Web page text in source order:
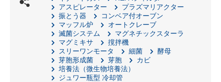
アスピレーター
プラズマリアクター
振とう器
コンベア付オーブン
マッフル炉
オートクレーブ
滅菌システム
マグネチックスターラ
マグミキサ
撹拌機
スリーワンモータ
細菌
酵母
芽胞形成菌
芽胞
カビ
培養法（微生物培養法）
ジュワー瓶型 冷却管